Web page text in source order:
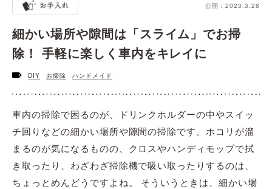
公開：2023.3.28
細かい場所や隙間は「スライム」でお掃
除！ 手軽に楽しく車内をキレイに
DIY お掃除 ハンドメイド
車内の掃除で困るのが、ドリンクホルダーの中やスイッ
チ回りなどの細かい場所や隙間の掃除です。ホコリが溜
まるのが気になるものの、クロスやハンディモップで拭
き取ったり、わざわざ掃除機で吸い取ったりするのは、
ちょっとめんどうですよね。 そういうときは、細かい場